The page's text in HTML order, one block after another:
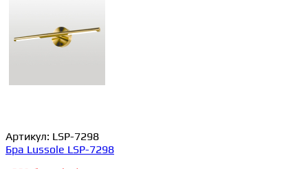
Артикул: LSP-7298
Бра Lussole LSP-7298